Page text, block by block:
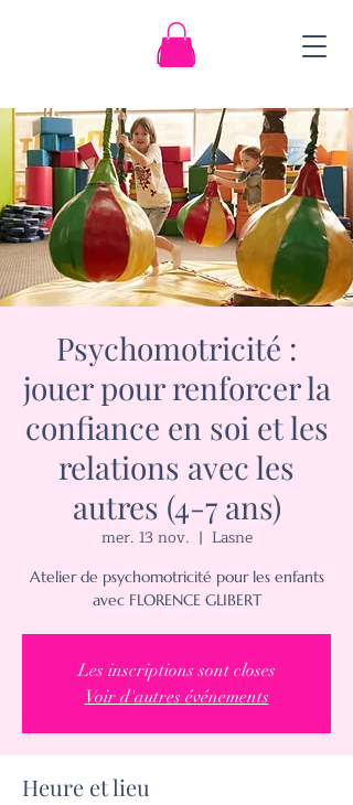
Psychomotricité :
jouer pour renforcer la
confiance en soi et les
relations avec les
autres (4-7 ans)
mer. 13 nov.
  |
Lasne
Atelier de psychomotricité pour les enfants
avec FLORENCE GLIBERT
Les inscriptions sont closes
Voir d'autres événements
Heure et lieu